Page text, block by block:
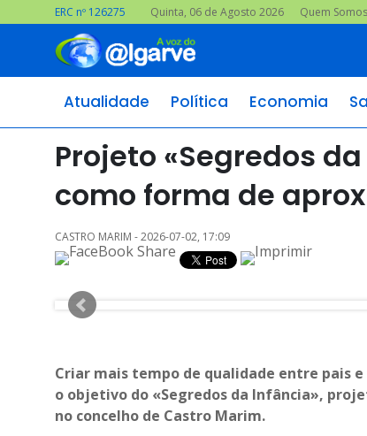
ERC nº 126275 Quinta, 06 de Agosto 2026 Quem Somos
Atualidade Política Economia
Projeto «Segredos
como forma de
CASTRO MARIM - 2026-07-02, 17:09
Criar mais tempo de qualidade entre pais
o objetivo do «Segredos da Infância»,
no concelho de Castro Marim.